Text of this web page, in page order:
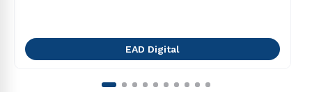
EAD Digital